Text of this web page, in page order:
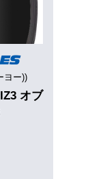
ヨー))
オブ